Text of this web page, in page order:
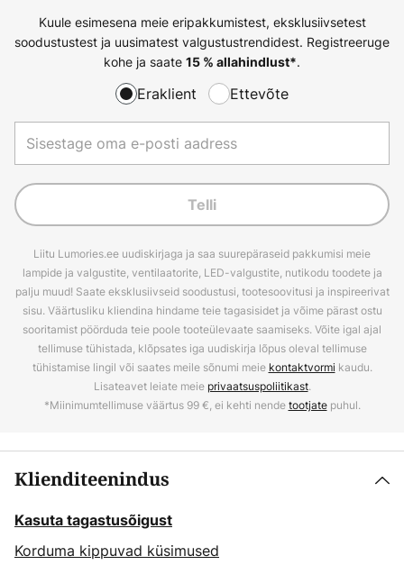
Kuule esimesena meie eripakkumistest, eksklusiivsetest
soodustustest ja uusimatest valgustustrendidest. Registreeruge
kohe ja saate 15 % allahindlust*.
Eraklient Ettevõte
Telli
Liitu Lumories.ee uudiskirjaga ja saa suurepäraseid pakkumisi meie
lampide ja valgustite, ventilaatorite, LED-valgustite, nutikodu toodete ja
palju muud! Saate eksklusiivseid soodustusi, tootesoovitusi ja inspireerivat
sisu. Väärtusliku kliendina hindame teie tagasisidet ja võime pärast ostu
sooritamist pöörduda teie poole tooteülevaate saamiseks. Võite igal ajal
tellimuse tühistada, klõpsates iga uudiskirja lõpus oleval tellimuse
tühistamise lingil või saates meile sõnumi meie kontaktvormi kaudu.
Lisateavet leiate meie privaatsuspoliitikast.
*Miinimumtellimuse väärtus 99 €, ei kehti nendetootjatepuhul.
Klienditeenindus
Kasuta tagastusõigust
Korduma kippuvad küsimused